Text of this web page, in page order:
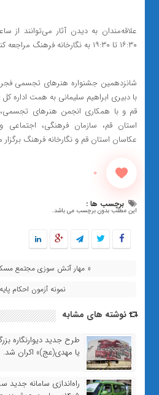
۱۶:۳۰ تا ۱۹:۳۰ به نگارخانه فرهنگ مراجعه کنند.
شانزدهمین جشنواره هنرهای تجسمی
با دبیری ابراهیم سلیمانی به همت اداره
قم و با همکاری انجمن هنرهای
استان قم، سازمان فرهنگی، اجتماعی
عکاسان استان قم و نگارخانه فرهنگ برگزار
0
برچسب ها :
این مطلب بدون برچسب می باشد.
« مهار آتش سوزی مجتمع
نمونه آزمون احکام
نوشته های مشابه
طرح جدید دیوارنگاره
یا مهدی(عج)» اکران شد.
راه‌اندازی سامانه